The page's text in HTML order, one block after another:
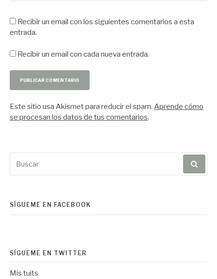
Recibir un email con los siguientes comentarios a esta
entrada.
Recibir un email con cada nueva entrada.
Este sitio usa Akismet para reducir el spam. Aprende cómo
se procesan los datos de tus comentarios.
por:
SÍGUEME EN FACEBOOK
SÍGUEME EN TWITTER
Mis tuits